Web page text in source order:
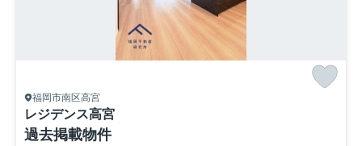
福岡市南区高宮
レジデンス高宮
過去掲載物件